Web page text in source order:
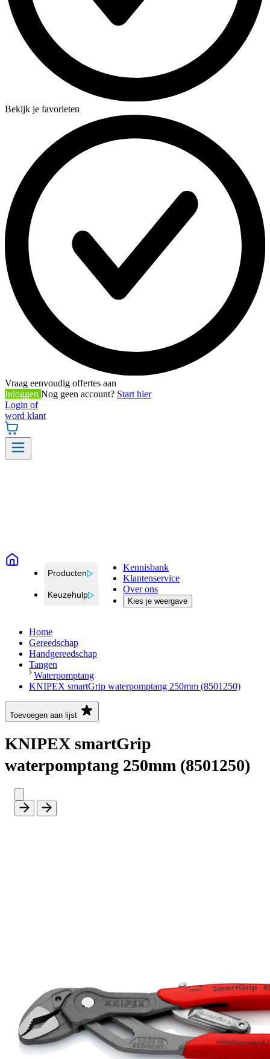
Bekijk je favorieten
Vraag eenvoudig offertes aan
Inloggen Nog geen account? Start hier
Login of
word klant
Producten
Keuzehulp
Kennisbank
Klantenservice
Over ons
Kies je weergave
Home
Gereedschap
Handgereedschap
Tangen
Waterpomptang
KNIPEX smartGrip waterpomptang 250mm (8501250)
Toevoegen aan lijst
KNIPEX smartGrip
waterpomptang 250mm (8501250)